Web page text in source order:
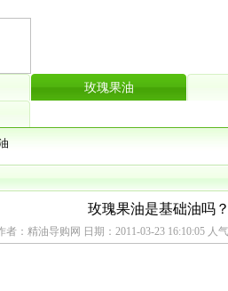
玫瑰果油
玫瑰果油是基础油吗
者：精油导购网 日期：2011-03-23 16:10:05 人